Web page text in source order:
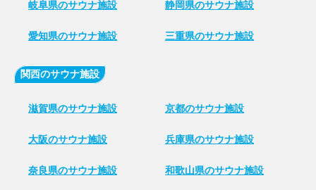
岐阜県のサウナ施設 静岡県のサウナ施設
愛知県のサウナ施設 三重県のサウナ施設
関西のサウナ施設
滋賀県のサウナ施設 京都のサウナ施設
大阪のサウナ施設 兵庫県のサウナ施設
奈良県のサウナ施設 和歌山県のサウナ施設